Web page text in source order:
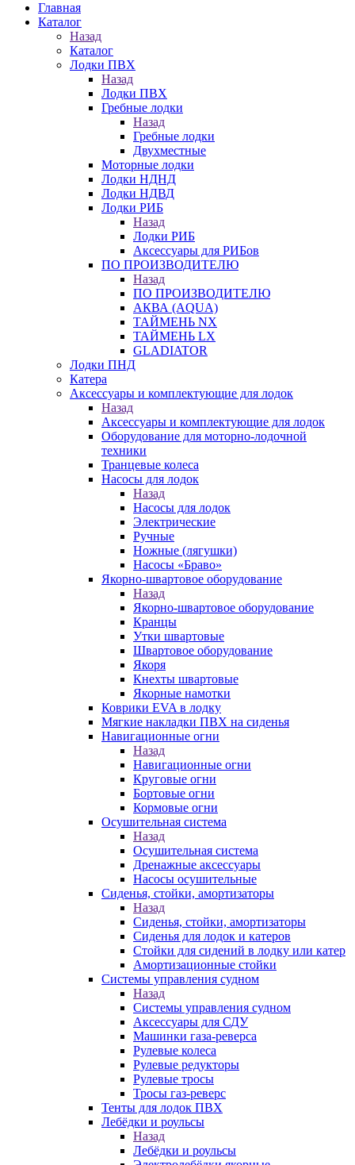
Главная
Каталог
Назад
Каталог
Лодки ПВХ
Назад
Лодки ПВХ
Гребные лодки
Назад
Гребные лодки
Двухместные
Моторные лодки
Лодки НДНД
Лодки НДВД
Лодки РИБ
Назад
Лодки РИБ
Аксессуары для РИБов
ПО ПРОИЗВОДИТЕЛЮ
Назад
ПО ПРОИЗВОДИТЕЛЮ
АКВА (AQUA)
ТАЙМЕНЬ NX
ТАЙМЕНЬ LX
GLADIATOR
Лодки ПНД
Катера
Аксессуары и комплектующие для лодок
Назад
Аксессуары и комплектующие для лодок
Оборудование для моторно-лодочной
техники
Транцевые колеса
Насосы для лодок
Назад
Насосы для лодок
Электрические
Ручные
Ножные (лягушки)
Насосы «Браво»
Якорно-швартовое оборудование
Назад
Якорно-швартовое оборудование
Кранцы
Утки швартовые
Швартовое оборудование
Якоря
Кнехты швартовые
Якорные намотки
Коврики EVA в лодку
Мягкие накладки ПВХ на сиденья
Навигационные огни
Назад
Навигационные огни
Круговые огни
Бортовые огни
Кормовые огни
Осушительная система
Назад
Осушительная система
Дренажные аксессуары
Насосы осушительные
Сиденья, стойки, амортизаторы
Назад
Сиденья, стойки, амортизаторы
Сиденья для лодок и катеров
Стойки для сидений в лодку или катер
Амортизационные стойки
Системы управления судном
Назад
Системы управления судном
Аксессуары для СДУ
Машинки газа-реверса
Рулевые колеса
Рулевые редукторы
Рулевые тросы
Тросы газ-реверс
Тенты для лодок ПВХ
Лебёдки и роульсы
Назад
Лебёдки и роульсы